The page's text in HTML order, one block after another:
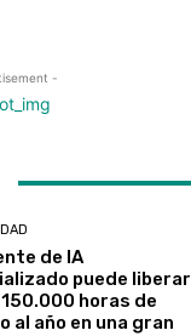
-
de IA
puede liberar
horas de
al año en una gran